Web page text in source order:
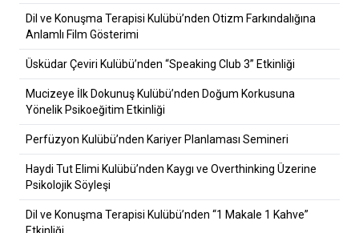
Dil ve Konuşma Terapisi Kulübü’nden Otizm Farkındalığına
Anlamlı Film Gösterimi
Üsküdar Çeviri Kulübü’nden “Speaking Club 3” Etkinliği
Mucizeye İlk Dokunuş Kulübü’nden Doğum Korkusuna
Yönelik Psikoeğitim Etkinliği
Perfüzyon Kulübü’nden Kariyer Planlaması Semineri
Haydi Tut Elimi Kulübü’nden Kaygı ve Overthinking Üzerine
Psikolojik Söyleşi
Dil ve Konuşma Terapisi Kulübü’nden “1 Makale 1 Kahve”